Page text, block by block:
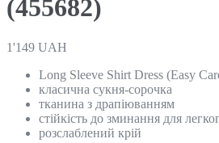
(455682)
1'149 UAH
Long Sleeve Shirt Dress (Easy
класична сукня-сорочка
тканина з драпіюванням
стійкість до зминання для
розслаблений крій